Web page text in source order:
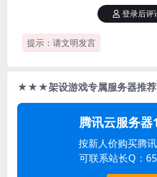
提示：请文明发言
登录后评
★★★架设游戏专属服务器
腾讯云服务器
按新人价购买腾
可联系站长Q：